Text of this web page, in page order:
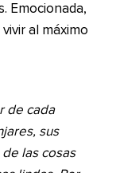
Emocionada,
al máximo
de cada
sus
las cosas